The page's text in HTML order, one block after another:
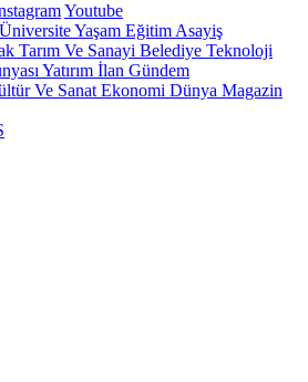
Youtube
ÜniversiteYaşam Eğitim Asayiş
Tarım Ve Sanayi Belediye Teknoloji
Yatırım İlan Gündem
Ve Sanat Ekonomi Dünya Magazin